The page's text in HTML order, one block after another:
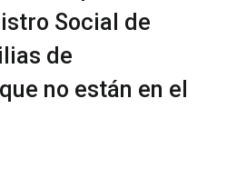
Social de
de
no están en el